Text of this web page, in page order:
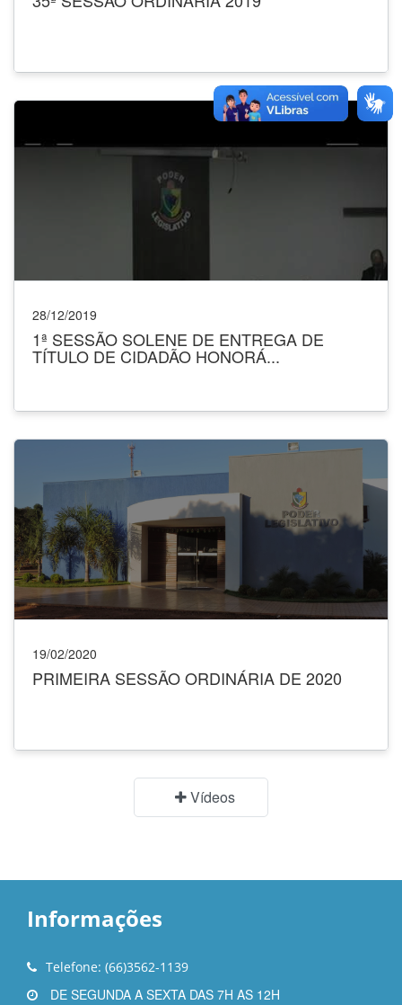
28/12/2019
1ª SESSÃO SOLENE DE ENTREGA DE
TÍTULO DE CIDADÃO HONORÁ...
19/02/2020
PRIMEIRA SESSÃO ORDINÁRIA DE 2020
Vídeos
Informações
Telefone: (66)3562-1139
DE SEGUNDA A SEXTA DAS 7H AS 12H